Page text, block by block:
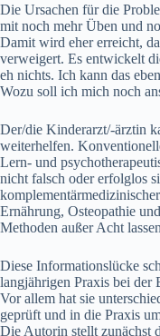
Die Ursachen für die
mit noch mehr Üben und
Damit wird eher erreicht,
verweigert. Es entwickelt
eh nichts. Ich kann das
Wozu soll ich mich noch
Der/die Kinderarzt/-ärztin
weiterhelfen.
Lern- und
nicht falsch oder erfolglos
Ernährung, Osteopathie
Methoden außer Acht
Diese Informationslücke
langjährigen Praxis bei der
Vor allem hat sie
geprüft und in die Praxis
Die Autorin stellt zunächst